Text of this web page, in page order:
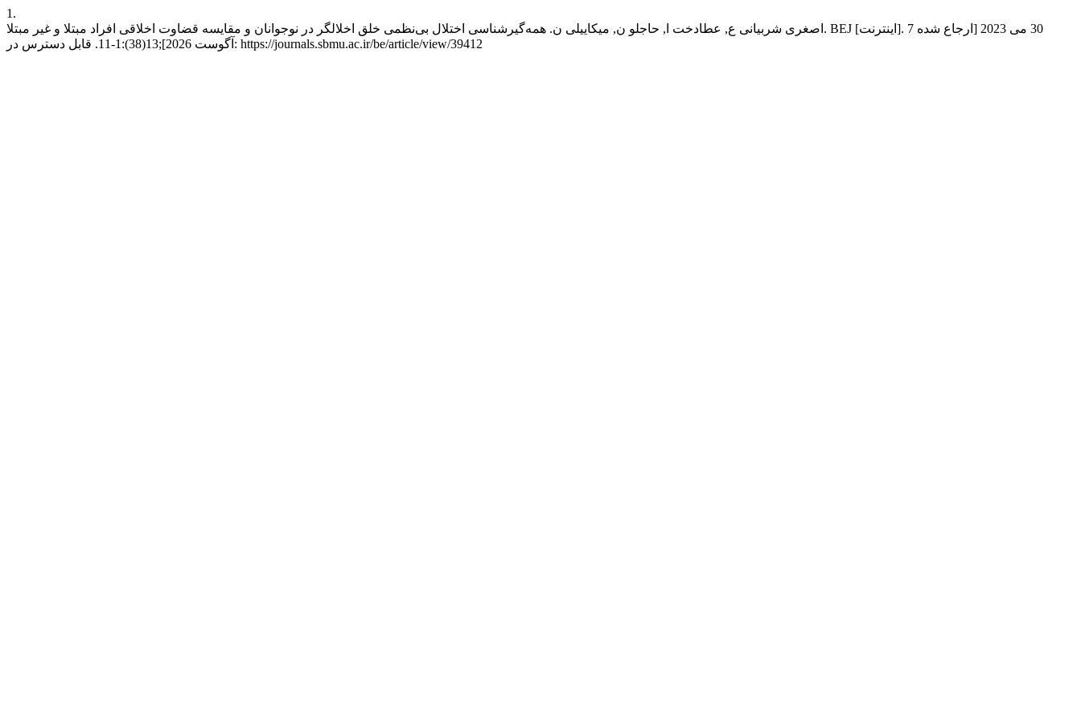
1.
اصغری شربیانی ع, عطادخت ا, حاجلو ن, میکاییلی ن. همه‌گیرشناسی اختلال بی‌نظمی خلق اخلالگر در نوجوانان و مقایسه قضاوت اخلاقی افراد مبتلا و غیر مبتلا. BEJ [اینترنت]. 30 می 2023 [ارجاع شده 7
آگوست 2026];13(38):1-11. قابل دسترس در: https://journals.sbmu.ac.ir/be/article/view/39412